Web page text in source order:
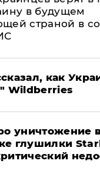
в будущем
страной в
как
Wildberries
уничтожение в
глушилки